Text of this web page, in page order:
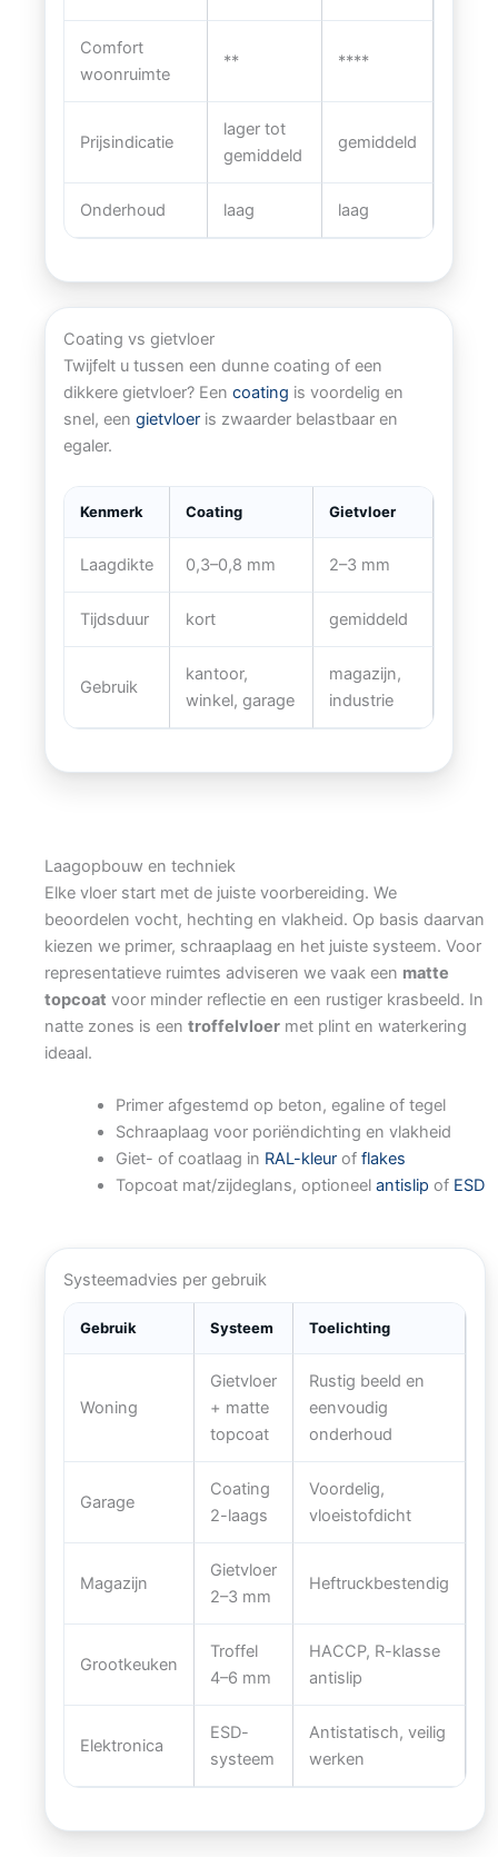
Comfort
woonruimte
** ****
Prijsindicatie
lager tot
gemiddeld
gemiddeld
Onderhoud laag laag
Coating vs gietvloer
Twijfelt u tussen een dunne coating of een
dikkere gietvloer? Een coating is voordelig en
snel, een gietvloer is zwaarder belastbaar en
egaler.
Kenmerk Coating Gietvloer
Laagdikte 0,3–0,8 mm 2–3 mm
Tijdsduur kort gemiddeld
Gebruik
kantoor,
winkel, garage
magazijn,
industrie
Laagopbouw en techniek
Elke vloer start met de juiste voorbereiding. We
beoordelen vocht, hechting en vlakheid. Op basis daarvan
kiezen we primer, schraaplaag en het juiste systeem. Voor
representatieve ruimtes adviseren we vaak een matte
topcoat voor minder reflectie en een rustiger krasbeeld. In
natte zones is een troffelvloer met plint en waterkering
ideaal.
Primer afgestemd op beton, egaline of tegel
Schraaplaag voor poriëndichting en vlakheid
Giet- of coatlaag in RAL-kleurof flakes
Topcoat mat/zijdeglans, optioneel antislip of ESD
Systeemadvies per gebruik
Gebruik Systeem Toelichting
Woning
Gietvloer
+ matte
topcoat
Rustig beeld en
eenvoudig
onderhoud
Garage
Coating
2-laags
Voordelig,
vloeistofdicht
Magazijn
Gietvloer
2–3 mm
Heftruckbestendig
Grootkeuken
Troffel
4–6 mm
HACCP, R-klasse
antislip
Elektronica
ESD-
systeem
Antistatisch, veilig
werken